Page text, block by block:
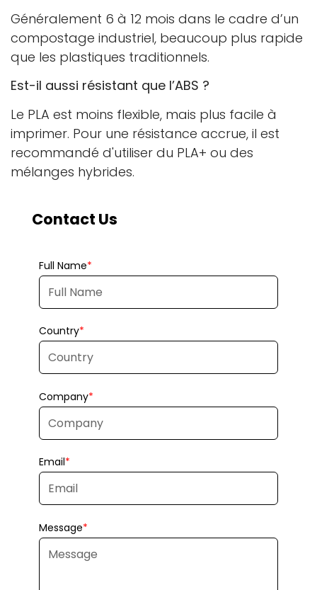
Généralement 6 à 12 mois dans le cadre d’un
compostage industriel, beaucoup plus rapide
que les plastiques traditionnels.
Est-il aussi résistant que l’ABS ?
Le PLA est moins flexible, mais plus facile à
imprimer. Pour une résistance accrue, il est
recommandé d'utiliser du PLA+ ou des
mélanges hybrides.